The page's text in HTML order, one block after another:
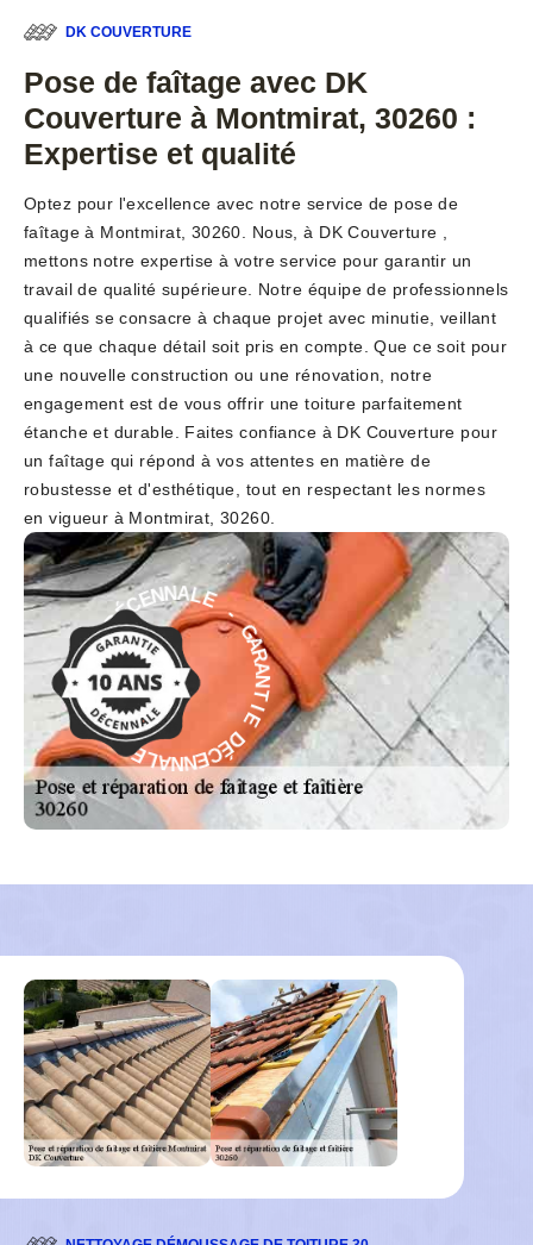
DK COUVERTURE
Pose de faîtage avec DK
Couverture à Montmirat, 30260 :
Expertise et qualité
Optez pour l'excellence avec notre service de pose de
faîtage à Montmirat, 30260. Nous, à DK Couverture ,
mettons notre expertise à votre service pour garantir un
travail de qualité supérieure. Notre équipe de professionnels
qualifiés se consacre à chaque projet avec minutie, veillant
à ce que chaque détail soit pris en compte. Que ce soit pour
une nouvelle construction ou une rénovation, notre
engagement est de vous offrir une toiture parfaitement
étanche et durable. Faites confiance à DK Couverture pour
un faîtage qui répond à vos attentes en matière de
robustesse et d'esthétique, tout en respectant les normes
en vigueur à Montmirat, 30260.
G
A
R
A
N
T
I
E
D
É
C
E
N
NALE - GAR
A
N
T
I
E
D
É
C
E
N
N
A
L
E
-